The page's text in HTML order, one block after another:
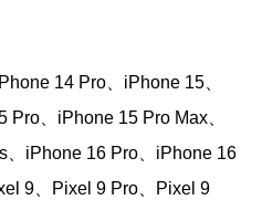
14 Pro、iPhone 15、
、iPhone 15 Pro Max、
iPhone 16 Pro、iPhone 16
9、Pixel 9 Pro、Pixel 9